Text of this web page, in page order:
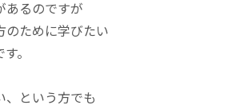
あるのですが
のために学びたい
。
、という方でも